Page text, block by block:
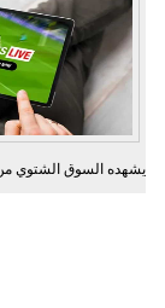
يشهده السوق الشتوي